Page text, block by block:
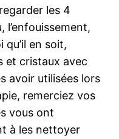
les 4
l’enfouissement,
qu’il en soit,
et cristaux avec
avoir utilisées lors
remerciez vos
vous ont
à les nettoyer